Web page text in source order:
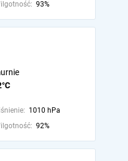
93%
1010 hPa
92%